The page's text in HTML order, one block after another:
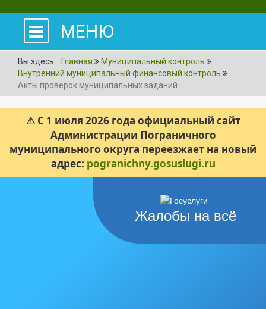
МЕНЮ
Вы здесь: Главная
Муниципальный контроль
Внутренний муниципальный финансовый контроль
Акты проверок муниципальных заданий
⚠ С 1 июля 2026 года официальный сайт
Администрации Пограничного
муниципального округа переезжает на новый
адрес: pogranichny.gosuslugi.ru
Жалобы на всё